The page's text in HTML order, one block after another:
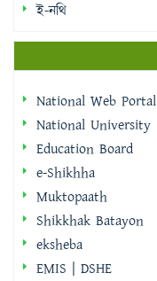
ই-নথি
National Web Portal
National University
Education Board
e-Shikhha
Muktopaath
Shikkhak Batayon
eksheba
EMIS | DSHE